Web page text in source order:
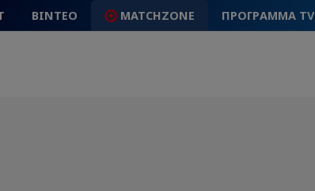
ΒΙΝΤΕΟ MATCHZONE ΠΡΟΓΡΑΜΜΑ TV